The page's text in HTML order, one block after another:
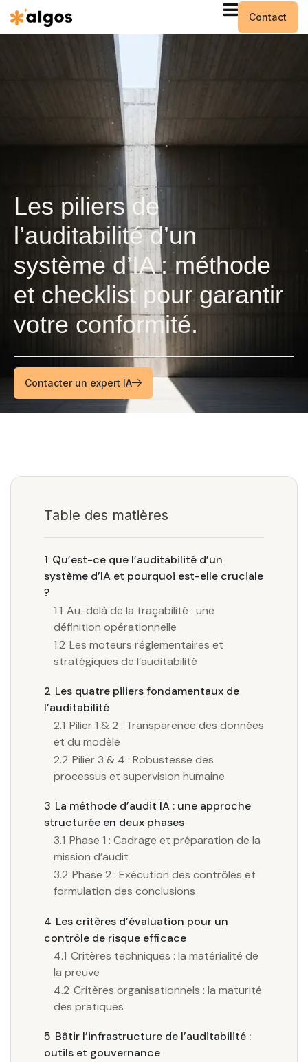
Contact
Les piliers de
l’auditabilité d’un
système d’IA : méthode
et checklist pour garantir
votre conformité.
Contacter un expert IA
Table des matières
1 Qu’est-ce que l’auditabilité d’un
système d’IA et pourquoi est-elle cruciale
?
1.1 Au-delà de la traçabilité : une
définition opérationnelle
1.2 Les moteurs réglementaires et
stratégiques de l’auditabilité
2 Les quatre piliers fondamentaux de
l’auditabilité
2.1 Pilier 1 & 2 : Transparence des données
et du modèle
2.2 Pilier 3 & 4 : Robustesse des
processus et supervision humaine
3 La méthode d’audit IA : une approche
structurée en deux phases
3.1 Phase 1 : Cadrage et préparation de la
mission d’audit
3.2 Phase 2 : Exécution des contrôles et
formulation des conclusions
4 Les critères d’évaluation pour un
contrôle de risque efficace
4.1 Critères techniques : la matérialité de
la preuve
4.2 Critères organisationnels : la maturité
des pratiques
5 Bâtir l’infrastructure de l’auditabilité :
outils et gouvernance